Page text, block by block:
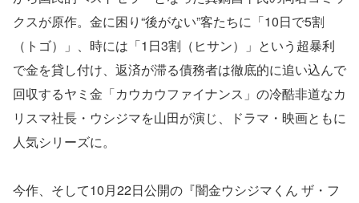
クスが原作。金に困り“後がない”客たちに「10日で5割
（トゴ）」、時には「1日3割（ヒサン）」という超暴利
で金を貸し付け、返済が滞る債務者は徹底的に追い込んで
回収するヤミ金「カウカウファイナンス」の冷酷非道なカ
リスマ社長・ウシジマを山田が演じ、ドラマ・映画ともに
人気シリーズに。
今作、そして10月22日公開の『闇金ウシジマくん ザ・フ